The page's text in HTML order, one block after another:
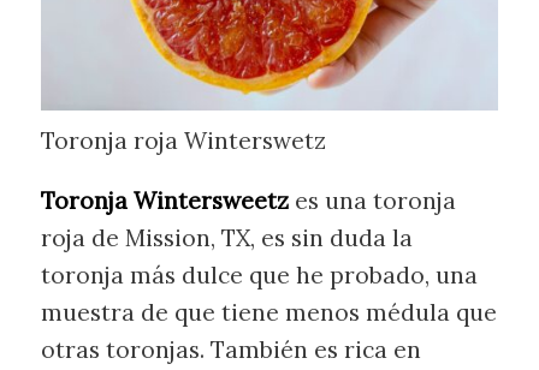
Toronja roja Winterswetz
Toronja Wintersweetz es una toronja
roja de Mission, TX, es sin duda la
toronja más dulce que he probado, una
muestra de que tiene menos médula que
otras toronjas. También es rica en